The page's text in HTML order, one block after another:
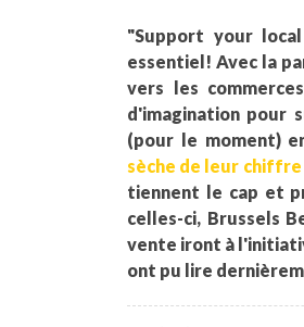
"Support your
essentiel! Avec la
vers les
d'imagination pour
(pour le moment)
sèche de leur
tiennent le cap et
celles-ci, Brussels
vente iront à
ont pu lire